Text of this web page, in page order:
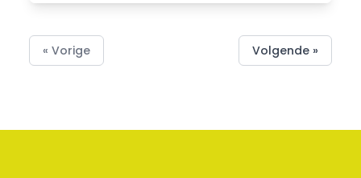
« Vorige Volgende »